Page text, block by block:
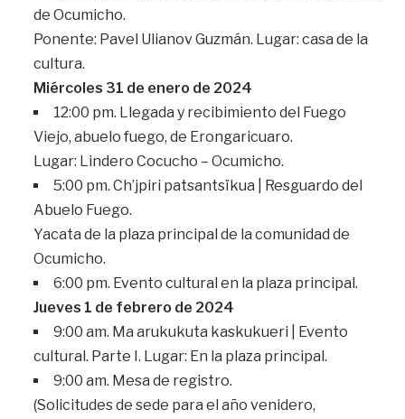
de Ocumicho.
Ponente: Pavel Ulianov Guzmán. Lugar: casa de la
cultura.
Miércoles 31 de enero de 2024
12:00 pm. Llegada y recibimiento del Fuego
Viejo, abuelo fuego, de Erongaricuaro.
Lugar: Lindero Cocucho – Ocumicho.
5:00 pm. Ch’jpiri patsantsïkua | Resguardo del
Abuelo Fuego.
Yacata de la plaza principal de la comunidad de
Ocumicho.
6:00 pm. Evento cultural en la plaza principal.
Jueves 1 de febrero de 2024
9:00 am. Ma arukukuta kaskukueri | Evento
cultural. Parte I. Lugar: En la plaza principal.
9:00 am. Mesa de registro.
(Solicitudes de sede para el año venidero,